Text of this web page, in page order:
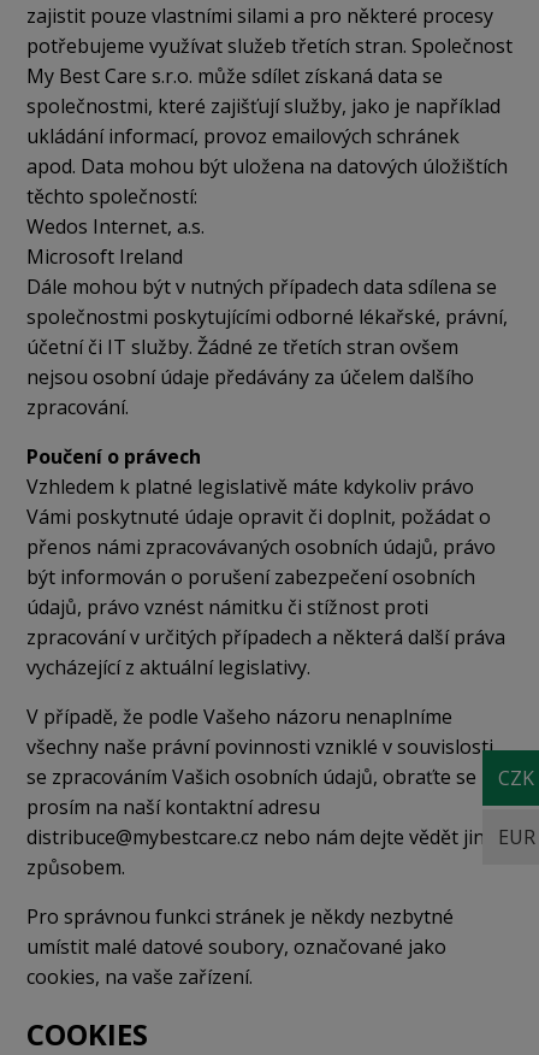
CZK
EUR
zajistit pouze vlastními silami a pro některé procesy
potřebujeme využívat služeb třetích stran. Společnost
My Best Care s.r.o. může sdílet získaná data se
společnostmi, které zajišťují služby, jako je například
ukládání informací, provoz emailových schránek
apod. Data mohou být uložena na datových úložištích
těchto společností:
Wedos Internet, a.s.
Microsoft Ireland
Dále mohou být v nutných případech data sdílena se
společnostmi poskytujícími odborné lékařské, právní,
účetní či IT služby. Žádné ze třetích stran ovšem
nejsou osobní údaje předávány za účelem dalšího
zpracování.
Poučení o právech
Vzhledem k platné legislativě máte kdykoliv právo
Vámi poskytnuté údaje opravit či doplnit, požádat o
přenos námi zpracovávaných osobních údajů, právo
být informován o porušení zabezpečení osobních
údajů, právo vznést námitku či stížnost proti
zpracování v určitých případech a některá další práva
vycházející z aktuální legislativy.
V případě, že podle Vašeho názoru nenaplníme
všechny naše právní povinnosti vzniklé v souvislosti
se zpracováním Vašich osobních údajů, obraťte se
prosím na naší kontaktní adresu
distribuce@mybestcare.cz nebo nám dejte vědět jiným
způsobem.
Pro správnou funkci stránek je někdy nezbytné
umístit malé datové soubory, označované jako
cookies, na vaše zařízení.
COOKIES